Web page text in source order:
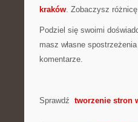
kraków. Zobaczysz
Podziel się swoimi
masz własne
komentarze.
Sprawdź tworzenie stron